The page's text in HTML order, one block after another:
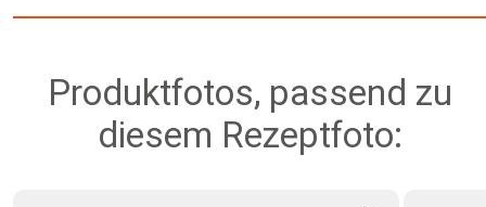
Produktfotos, passend zu
diesem Rezeptfoto: